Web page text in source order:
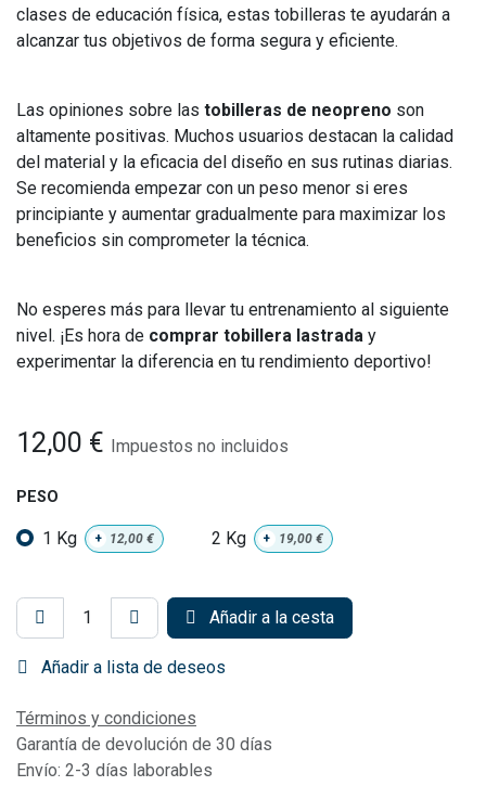
clases de educación física, estas tobilleras te ayudarán a
alcanzar tus objetivos de forma segura y eficiente.
Las opiniones sobre las tobilleras de neopreno son
altamente positivas. Muchos usuarios destacan la calidad
del material y la eficacia del diseño en sus rutinas diarias.
Se recomienda empezar con un peso menor si eres
principiante y aumentar gradualmente para maximizar los
beneficios sin comprometer la técnica.
No esperes más para llevar tu entrenamiento al siguiente
nivel. ¡Es hora de comprar tobillera lastrada y
experimentar la diferencia en tu rendimiento deportivo!
12,00 € Impuestos no incluidos
PESO
1 Kg + 12,00 € 2 Kg + 19,00€
Añadir a la cesta
Añadir a lista de deseos
Términos y condiciones
Garantía de devolución de 30 días
Envío: 2-3 días laborables